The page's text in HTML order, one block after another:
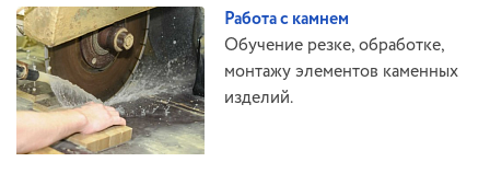
Работа с камнем
Обучение резке, обработке,
монтажу элементов каменных
изделий.